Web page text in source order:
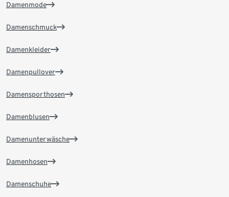
Damenmode
Damenschmuck
Damenkleider
Damenpullover
Damensporthosen
Damenblusen
Damenunterwäsche
Damenhosen
Damenschuhe